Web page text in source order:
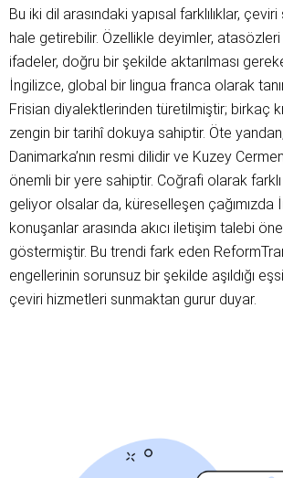
Bu iki dil arasındaki yapısal farklılıklar,
hale getirebilir. Özellikle deyimler,
İngilizce, global bir lingua franca olarak
Frisian diyalektlerinden türetilmiştir; birkaç
zengin bir tarihî dokuya sahiptir. Öte
Danimarka’nın resmi dilidir ve Kuzey
önemli bir yere sahiptir. Coğrafi olarak
geliyor olsalar da, küreselleşen çağımızda
konuşanlar arasında akıcı iletişim talebi
göstermiştir. Bu trendi fark eden
engellerinin sorunsuz bir şekilde aşıldığı
çeviri hizmetleri sunmaktan gurur duyar.